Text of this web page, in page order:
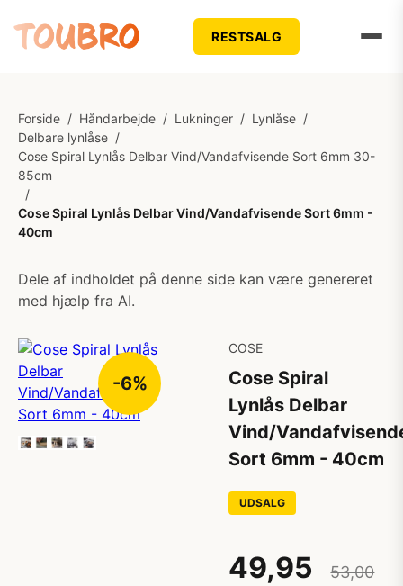
RESTSALG
Forside / Håndarbejde / Lukninger / Lynlåse /
Delbare lynlåse /
Cose Spiral Lynlås Delbar Vind/Vandafvisende Sort 6mm 30-
85cm
/
Cose Spiral Lynlås Delbar Vind/Vandafvisende Sort 6mm -
40cm
Dele af indholdet på denne side kan være genereret
med hjælp fra AI.
-6%
COSE
Cose Spiral
Lynlås Delbar
Vind/
Sort 6mm - 40cm
UDSALG
49,95
53,00